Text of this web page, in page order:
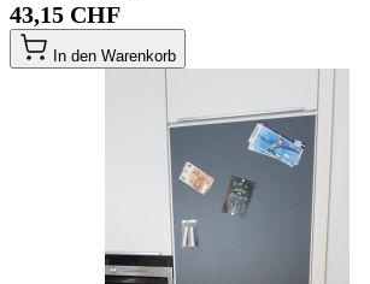
43,15 CHF
In den Warenkorb